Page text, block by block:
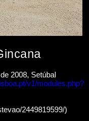
2008, Setúbal
v1/modules.php?
2449819599/)